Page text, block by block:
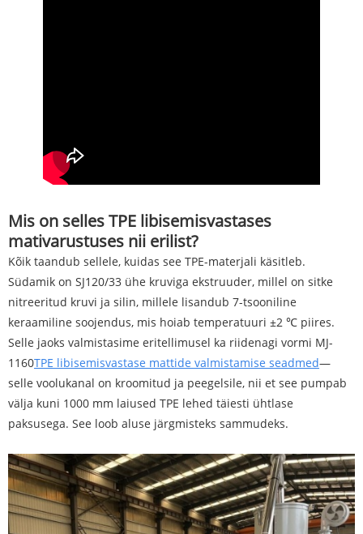
Mis on selles TPE libisemisvastases
mativarustuses nii erilist?
Kõik taandub sellele, kuidas see TPE-materjali käsitleb.
Südamik on SJ120/33 ühe kruviga ekstruuder, millel on sitke
nitreeritud kruvi ja silin, millele lisandub 7-tsooniline
keraamiline soojendus, mis hoiab temperatuuri ±2 ℃ piires.
Selle jaoks valmistasime eritellimusel ka riidenagi vormi MJ-
1160TPE libisemisvastase mattide valmistamise seadmed—
selle voolukanal on kroomitud ja peegelsile, nii et see pumpab
välja kuni 1000 mm laiused TPE lehed täiesti ühtlase
paksusega. See loob aluse järgmisteks sammudeks.